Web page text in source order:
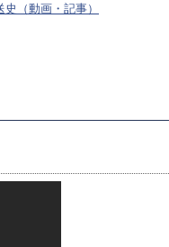
（動画・記事）